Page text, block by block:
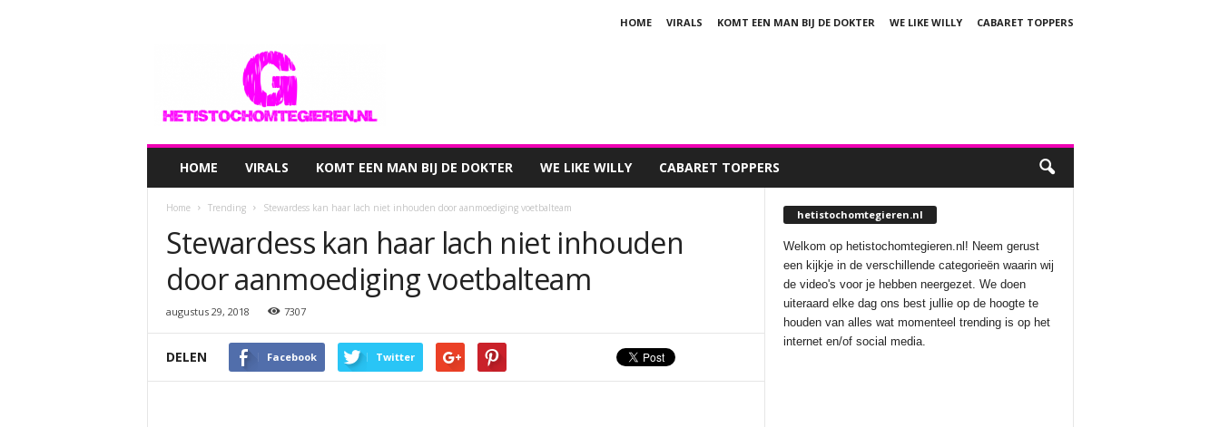
HOME VIRALS KOMT EEN MAN BIJ DE DOKTER WE LIKE WILLY
CABARET TOPPERS
HOME VIRALS KOMT EEN MAN BIJ DE DOKTER WE LIKE WILLY CABARET TOPPERS
Home Trending Stewardess kan haar lach niet inhouden door aanmoediging voetbalteam
Stewardess kan haar lach niet inhouden
door aanmoediging voetbalteam
augustus 29, 2018 7307
DELEN Facebook Twitter
hetistochomtegieren.nl
Welkom op hetistochomtegieren.nl! Neem gerust
een kijkje in de verschillende categorieën waarin wij
de video's voor je hebben neergezet. We doen
uiteraard elke dag ons best jullie op de hoogte te
houden van alles wat momenteel trending is op het
internet en/of social media.